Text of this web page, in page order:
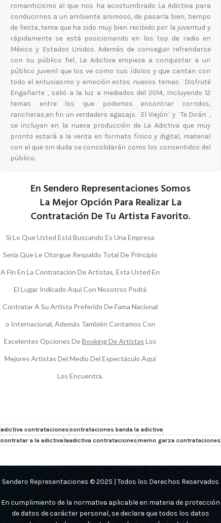
romanticismo al que nos ha acostumbrado La Adictiva para
conducirnos a un ambiente animoso, de pasarla bien, tiempo
de fiesta, tema que ha sido muy bien recibido por la juventud y
rápidamente se está posicionando en los top de radio en
México y Estados Unidos. Además de conseguir refrendarse
con su público fiel, La Adictiva empieza a conquistar a un
público juvenil que los ve como sus ídolos y que cantan con
todo el entusiasmo y emoción estos nuevos temas ¨Disfruté
Engañarte¨, salió a la luz a mediados del 2014, incluyendo 12
temas entre los que podemos encontrar corridos,
rancheras,en fin un verdadero agasajo. ¨El Viejón¨ y ¨Te Dirán¨,
se incluyen en la nueva producción de La Adictiva que muy
pronto estará a la venta en formato físico y digital, material
con el que sin duda se consolidarán como los consentidos del
público.
En Sendero Representaciones Somos
La Mejor Opción Para Realizar La
Contratación De Tu Artista Favorito.
Si Lo Que Usted Está Buscando Es Una Empresa
Seria Que Le Otorgue Respaldo Total De Principio
A Fin En La Contratación De Artistas, Esta Usted En
El Lugar Indicado Aquí Con Nosotros Podrá
Contratar A Su Artista Preferido De Fama Nacional
o Internacional, Además También Contamos Con
Excelentes Opciones DeBooking De Artistas Los
Mejores Artistas Del Medio Del Espectáculo Aquí
Los Encuentra.
adictiva contratacionescontrataciones banda la adictiva
contratar a la adictiva laadictiva contratacionesmemo garza contrataciones
Sendero Representaciones © 2025 | Todos los Derechos Reservados
En cumplimiento de la normativa aplicable en materia de protección
de datos de carácter personal, se declara que todos los datos